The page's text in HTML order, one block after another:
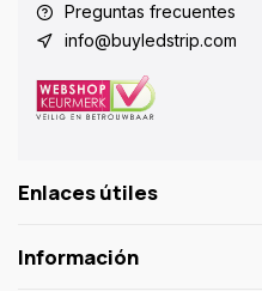
Preguntas frecuentes
info@buyledstrip.com
Enlaces útiles
Información